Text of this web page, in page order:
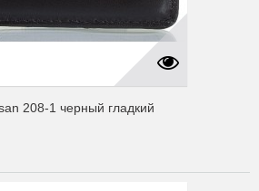
208-1 черный гладкий